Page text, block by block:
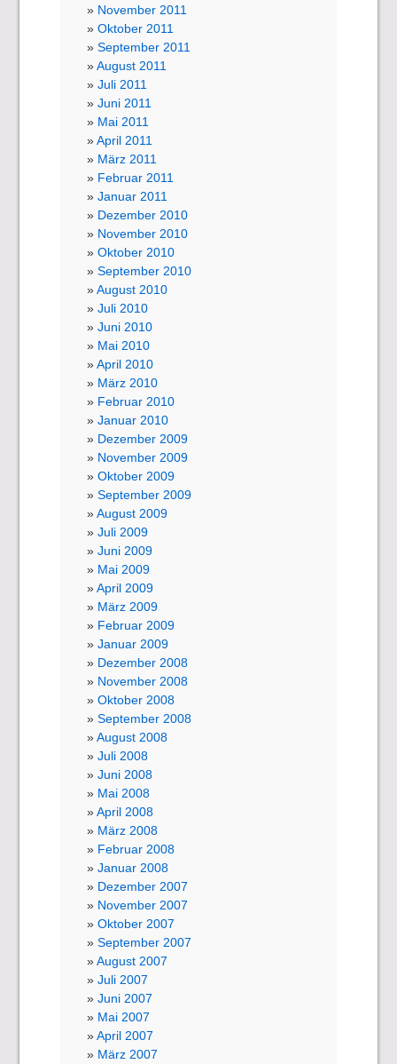
November 2011
Oktober 2011
September 2011
August 2011
Juli 2011
Juni 2011
Mai 2011
April 2011
März 2011
Februar 2011
Januar 2011
Dezember 2010
November 2010
Oktober 2010
September 2010
August 2010
Juli 2010
Juni 2010
Mai 2010
April 2010
März 2010
Februar 2010
Januar 2010
Dezember 2009
November 2009
Oktober 2009
September 2009
August 2009
Juli 2009
Juni 2009
Mai 2009
April 2009
März 2009
Februar 2009
Januar 2009
Dezember 2008
November 2008
Oktober 2008
September 2008
August 2008
Juli 2008
Juni 2008
Mai 2008
April 2008
März 2008
Februar 2008
Januar 2008
Dezember 2007
November 2007
Oktober 2007
September 2007
August 2007
Juli 2007
Juni 2007
Mai 2007
April 2007
März 2007